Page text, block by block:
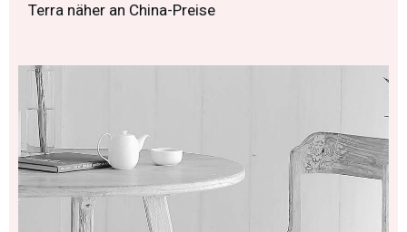
Terra näher an China-Preise